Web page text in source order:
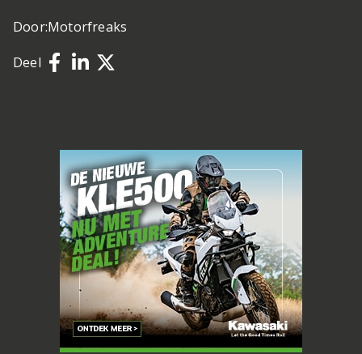
Door:Motorfreaks
Deel